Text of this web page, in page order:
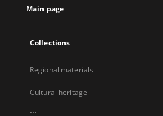
Main page
Collections
Regional materials
Cultural heritage
...